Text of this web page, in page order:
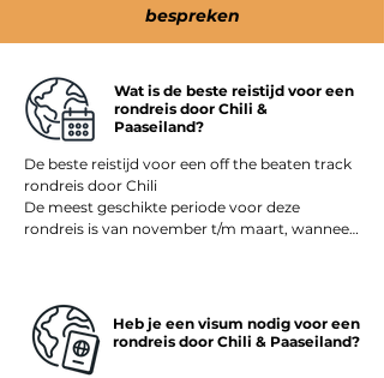
bespreken
Wat is de beste reistijd voor een
rondreis door Chili &
Paaseiland?
De beste reistijd voor een off the beaten track
rondreis door Chili
De meest geschikte periode voor deze
rondreis is van november t/m maart, wanneer
valleien en de Paaseilanden goed te bereizen.
In de zomermaanden december t/m februari
Heb je een visum nodig voor een
rondreis door Chili & Paaseiland?